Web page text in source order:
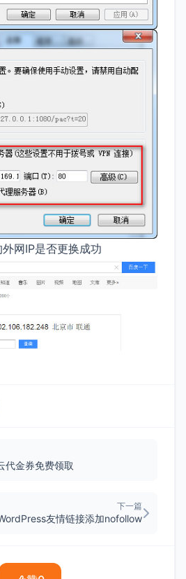
网IP是否更换成功
代金券免费领取
下一篇
友情链接添加nofollow